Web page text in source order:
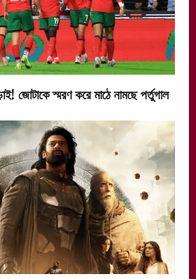
জোটাকে স্মরণ করে মাঠে নামছে পর্তুগাল